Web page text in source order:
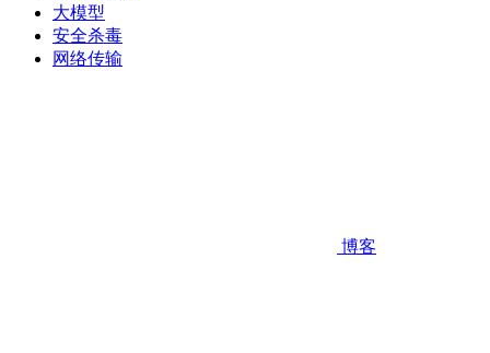
大模型
安全杀毒
网络传输
博客